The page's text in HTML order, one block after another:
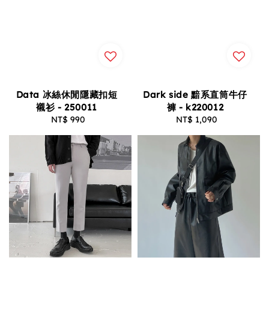
Data 冰絲休閒隱藏扣短
襯衫 - 250011
Regular
NT$ 990
Dark side 黯系直筒牛仔
褲 - k220012
Regular
NT$ 1,090